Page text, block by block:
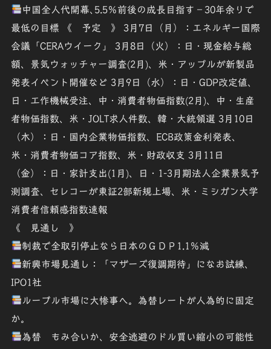
中国全人代開幕､5.5％前後の成長目指す－30年余りで
最低の目標 《 予定 》 3月7日（月）：エネルギー国際
会議「CERAウイーク」 3月8日（火）：日・現金給与総
額、景気ウォッチャー調査(2月)、米・アップルが新製品
発表イベント開催など 3月9日（水）：日・GDP改定値、
日・工作機械受注、中・消費者物価指数(2月)、中・生産
者物価指数、米・JOLT求人件数、韓・大統領選 3月10日
（木）：日・国内企業物価指数、ECB政策金利発表、
米・消費者物価コア指数、米・財政収支 3月11日
（金）：日・家計支出(1月)、日・1-3月期法人企業景気予
測調査、セレコーが東証2部新規上場、米・ミシガン大学
消費者信頼感指数速報
《 見通し 》
制裁で全取引停止なら日本のＧＤＰ1.1％減
新興市場見通し：「マザーズ復調期待」になお試練、
IPO1社
ルーブル市場に大惨事へ。為替レートが人為的に固定
か。
為替 もみ合いか、安全逃避のドル買い縮小の可能性